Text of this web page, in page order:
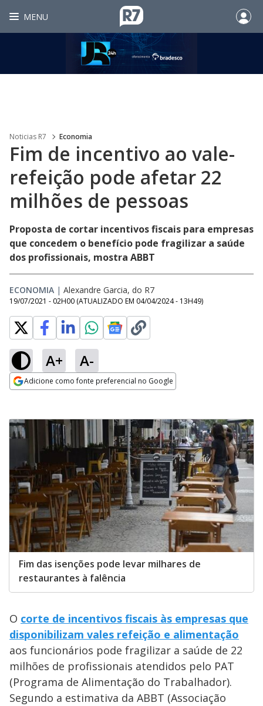
MENU
Noticias R7 Economia
Fim de incentivo ao vale-
refeição pode afetar 22
milhões de pessoas
Proposta de cortar incentivos fiscais para empresas
que concedem o benefício pode fragilizar a saúde
dos profissionais, mostra ABBT
ECONOMIA | Alexandre Garcia, do R7
19/07/2021 - 02H00 (ATUALIZADO EM 04/04/2024 - 13H49)
A+ A-
Adicione como fonte preferencial no Google
Fim das isenções pode levar milhares de
restaurantes à falência
O corte de incentivos fiscais às empresas que
disponibilizam vales refeição e alimentação
aos funcionários pode fragilizar a saúde de 22
milhões de profissionais atendidos pelo PAT
(Programa de Alimentação do Trabalhador).
Segundo a estimativa da ABBT (Associação